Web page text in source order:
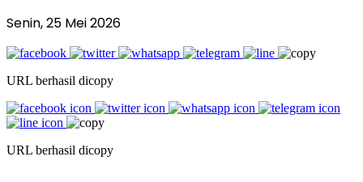
Senin, 25 Mei 2026
URL berhasil dicopy
URL berhasil dicopy